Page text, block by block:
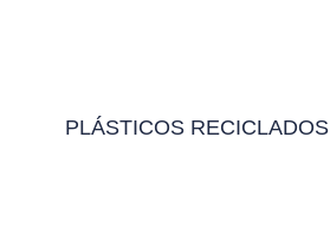
PLÁSTICOS RECICLADOS